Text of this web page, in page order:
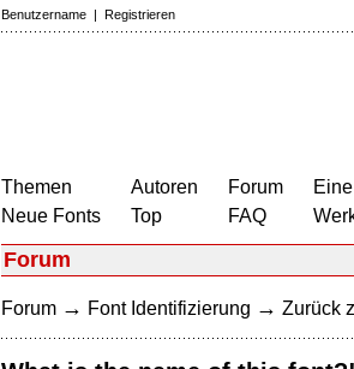
Benutzername | Registrieren
Themen
Neue Fonts
Autoren
Top
Forum
FAQ
Forum
Forum → Font Identifizierung → Zurück